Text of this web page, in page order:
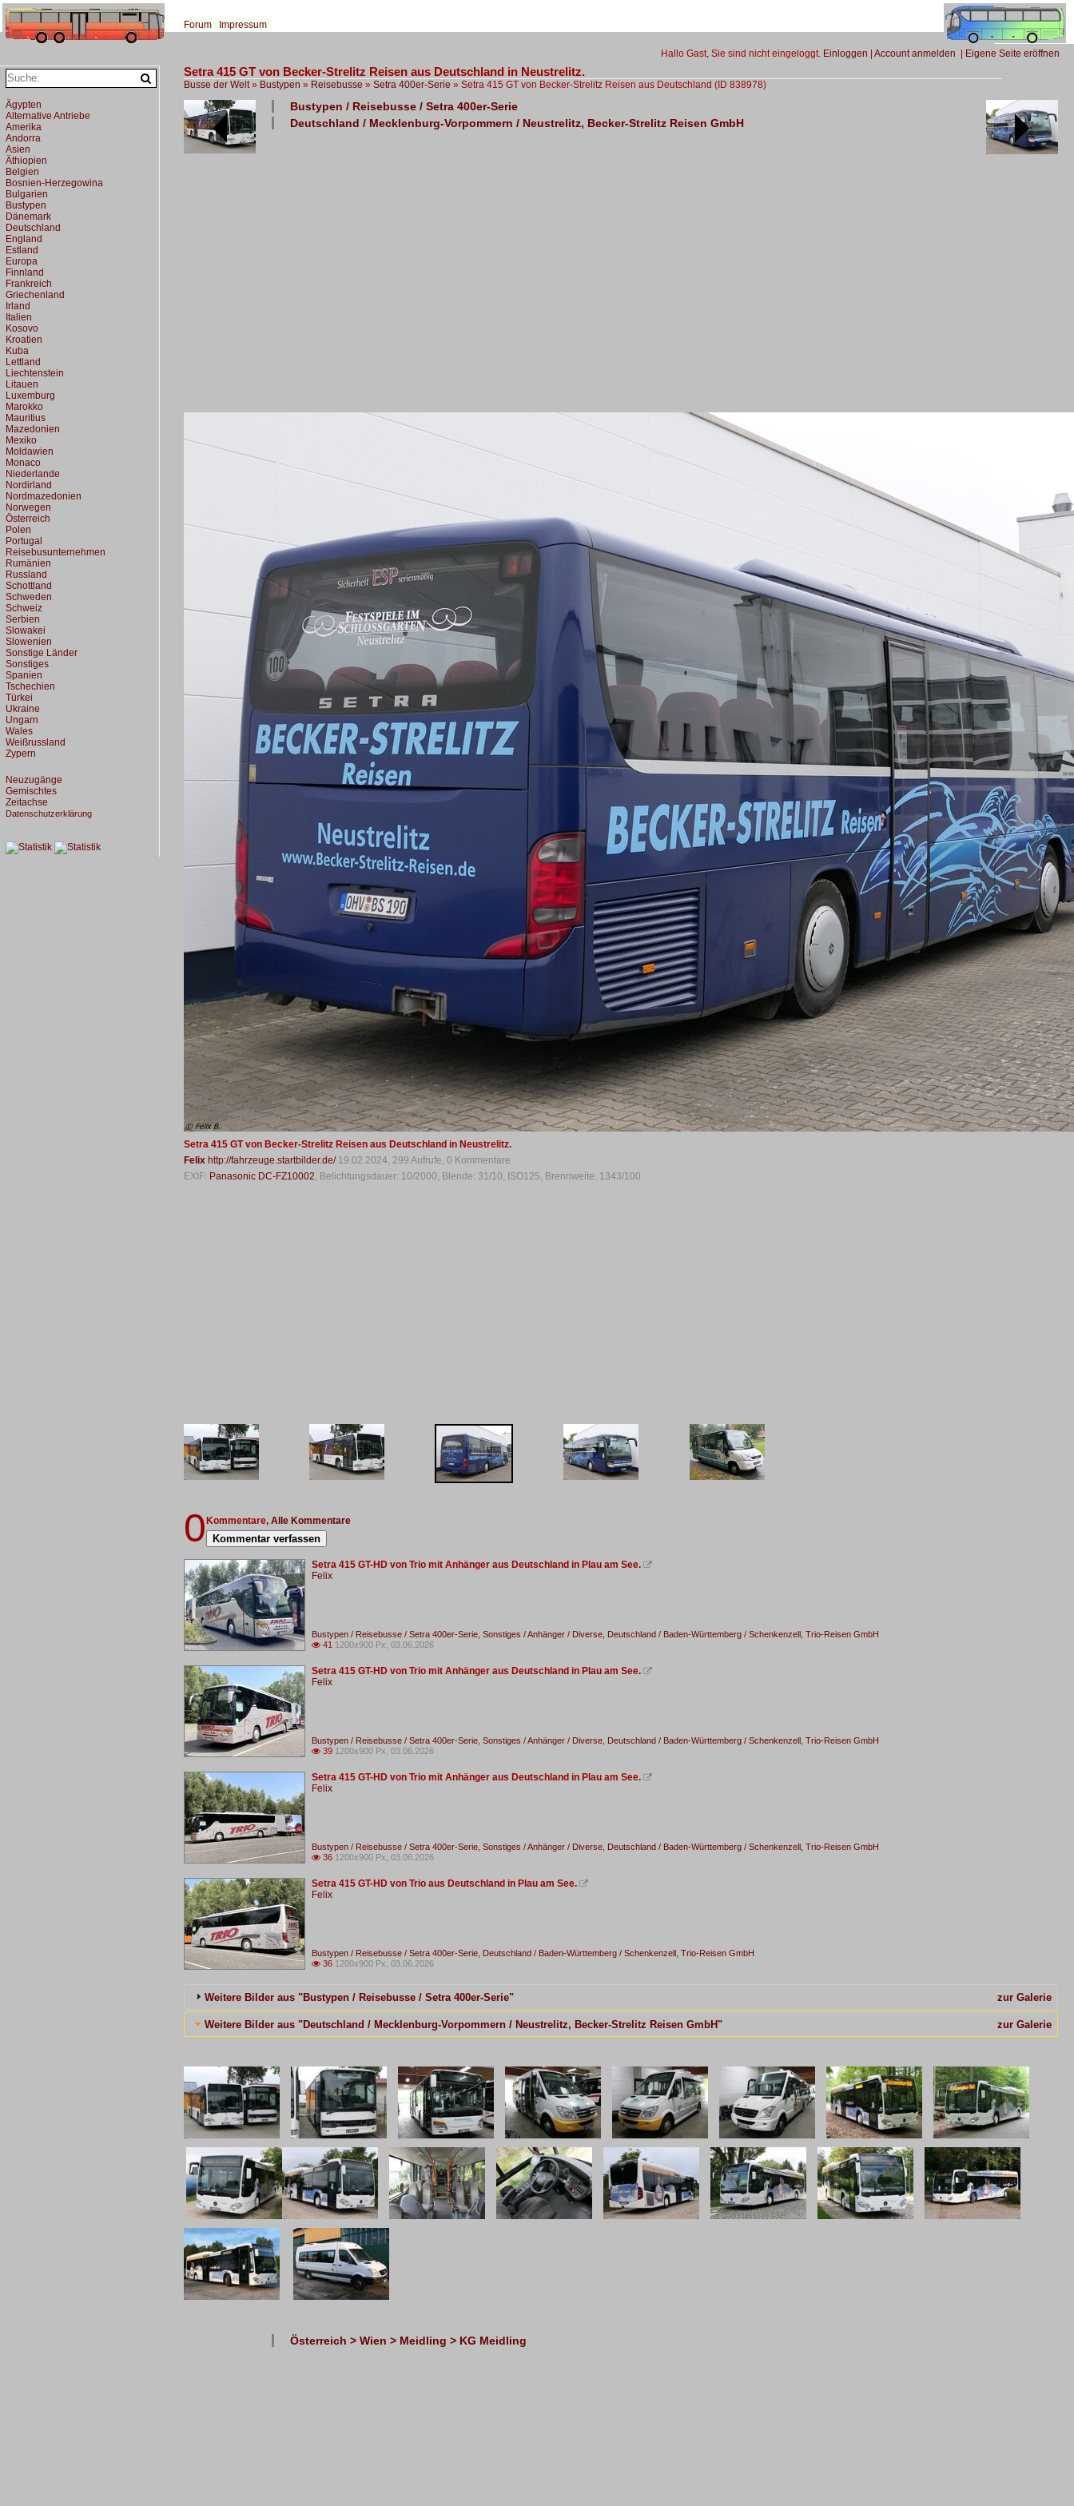
Hallo Gast, Sie sind nicht eingeloggt. Einloggen Account anmelden Eigene Seite eröffnen
Forum Impressum
Setra 415 GT von Becker-Strelitz Reisen aus Deutschland in Neustrelitz.
Busse der Welt» Bustypen » Reisebusse » Setra 400er-Serie » Setra 415 GT von Becker-Strelitz Reisen aus Deutschland (ID 838978)
Bustypen / Reisebusse / Setra 400er-Serie
Deutschland / Mecklenburg-Vorpommern / Neustrelitz, Becker-Strelitz Reisen GmbH
Setra 415 GT von Becker-Strelitz Reisen aus Deutschland in Neustrelitz.
Felix http://fahrzeuge.startbilder.de/ 19.02.2024, 299 Aufrufe, 0 Kommentare
EXIF: Panasonic DC-FZ10002, Belichtungsdauer: 10/2000, Blende: 31/10, ISO125, Brennweite: 1343/100
0 Kommentare, Alle Kommentare
Kommentar verfassen
Setra 415 GT-HD von Trio mit Anhänger aus Deutschland in Plau am See. 
Felix
Bustypen / Reisebusse / Setra 400er-Serie Sonstiges / Anhänger / Diverse Deutschland / Baden-Württemberg / Schenkenzell, Trio-Reisen GmbH
 41 1200x900 Px, 03.06.2026
Setra 415 GT-HD von Trio mit Anhänger aus Deutschland in Plau am See. 
Felix
Bustypen / Reisebusse / Setra 400er-Serie Sonstiges / Anhänger / Diverse Deutschland / Baden-Württemberg / Schenkenzell, Trio-Reisen GmbH
 39 1200x900 Px, 03.06.2026
Setra 415 GT-HD von Trio mit Anhänger aus Deutschland in Plau am See. 
Felix
Bustypen / Reisebusse / Setra 400er-Serie Sonstiges / Anhänger / Diverse Deutschland / Baden-Württemberg / Schenkenzell, Trio-Reisen GmbH
 36 1200x900 Px, 03.06.2026
Setra 415 GT-HD von Trio aus Deutschland in Plau am See. 
Felix
Bustypen / Reisebusse / Setra 400er-Serie Deutschland / Baden-Württemberg / Schenkenzell, Trio-Reisen GmbH
 36 1200x900 Px, 03.06.2026
zur Galerie
Weitere Bilder aus "Bustypen / Reisebusse / Setra 400er-Serie"
zur Galerie
Weitere Bilder aus "Deutschland / Mecklenburg-Vorpommern / Neustrelitz, Becker-Strelitz Reisen GmbH"
Österreich > Wien > Meidling > KG Meidling
Ägypten
Alternative Antriebe
Amerika
Andorra
Asien
Äthiopien
Belgien
Bosnien-Herzegowina
Bulgarien
Bustypen
Dänemark
Deutschland
England
Estland
Europa
Finnland
Frankreich
Griechenland
Irland
Italien
Kosovo
Kroatien
Kuba
Lettland
Liechtenstein
Litauen
Luxemburg
Marokko
Mauritius
Mazedonien
Mexiko
Moldawien
Monaco
Niederlande
Nordirland
Nordmazedonien
Norwegen
Österreich
Polen
Portugal
Reisebusunternehmen
Rumänien
Russland
Schottland
Schweden
Schweiz
Serbien
Slowakei
Slowenien
Sonstige Länder
Sonstiges
Spanien
Tschechien
Türkei
Ukraine
Ungarn
Wales
Weißrussland
Zypern
Neuzugänge
Gemischtes
Zeitachse
Datenschutzerklärung